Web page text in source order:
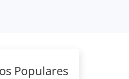
Populares